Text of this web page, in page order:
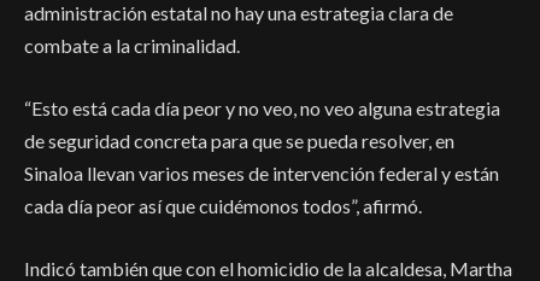
administración estatal no hay una estrategia clara de
combate a la criminalidad.
“Esto está cada día peor y no veo, no veo alguna estrategia
de seguridad concreta para que se pueda resolver, en
Sinaloa llevan varios meses de intervención federal y están
cada día peor así que cuidémonos todos”, afirmó.
Indicó también que con el homicidio de la alcaldesa, Martha